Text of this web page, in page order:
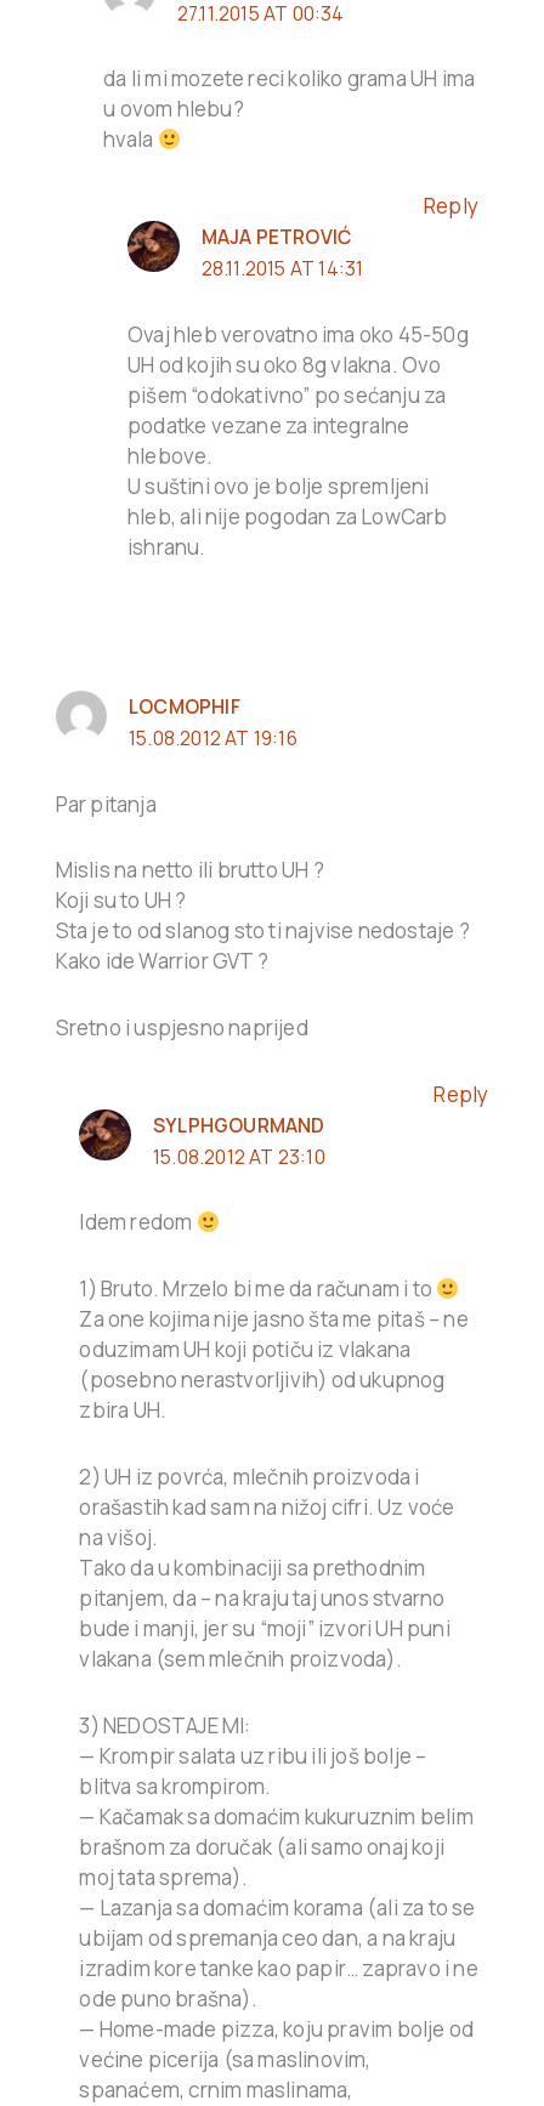
27.11.2015 AT 00:34
da li mi mozete reci koliko grama UH ima
u ovom hlebu?
hvala
Reply
MAJA PETROVIĆ
28.11.2015 AT 14:31
Ovaj hleb verovatno ima oko 45-50g
UH od kojih su oko 8g vlakna. Ovo
pišem “odokativno” po sećanju za
podatke vezane za integralne
hlebove.
U suštini ovo je bolje spremljeni
hleb, ali nije pogodan za LowCarb
ishranu.
LOCMOPHIF
15.08.2012 AT 19:16
Par pitanja
Mislis na netto ili brutto UH ?
Koji su to UH ?
Sta je to od slanog sto ti najvise nedostaje ?
Kako ide Warrior GVT ?
Sretno i uspjesno naprijed
Reply
SYLPHGOURMAND
15.08.2012 AT 23:10
Idem redom
1) Bruto. Mrzelo bi me da računam i to
Za one kojima nije jasno šta me pitaš – ne
oduzimam UH koji potiču iz vlakana
(posebno nerastvorljivih) od ukupnog
zbira UH.
2) UH iz povrća, mlečnih proizvoda i
orašastih kad sam na nižoj cifri. Uz voće
na višoj.
Tako da u kombinaciji sa prethodnim
pitanjem, da – na kraju taj unos stvarno
bude i manji, jer su “moji” izvori UH puni
vlakana (sem mlečnih proizvoda).
3) NEDOSTAJE MI:
— Krompir salata uz ribu ili još bolje –
blitva sa krompirom.
— Kačamak sa domaćim kukuruznim belim
brašnom za doručak (ali samo onaj koji
moj tata sprema).
— Lazanja sa domaćim korama (ali za to se
ubijam od spremanja ceo dan, a na kraju
izradim kore tanke kao papir… zapravo i ne
ode puno brašna).
— Home-made pizza, koju pravim bolje od
većine picerija (sa maslinovim,
spanaćem, crnim maslinama,